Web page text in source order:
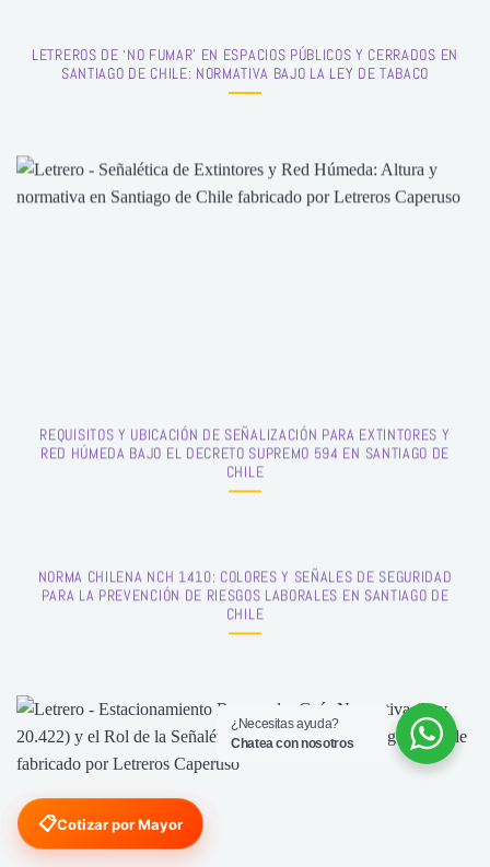
LETREROS DE ‘NO FUMAR’ EN ESPACIOS PÚBLICOS Y CERRADOS EN
SANTIAGO DE CHILE: NORMATIVA BAJO LA LEY DE TABACO
REQUISITOS Y UBICACIÓN DE SEÑALIZACIÓN PARA EXTINTORES Y
RED HÚMEDA BAJO EL DECRETO SUPREMO 594 EN SANTIAGO DE
CHILE
NORMA CHILENA NCH 1410: COLORES Y SEÑALES DE SEGURIDAD
PARA LA PREVENCIÓN DE RIESGOS LABORALES EN SANTIAGO DE
CHILE
📋Cotizar por Mayor
¿Necesitas ayuda?
Chatea con nosotros